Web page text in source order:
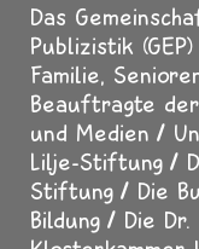
Das
Publizistik (GEP)
Familie,
Beauftragte
und Medien
Lilje-Stiftung
Stiftung
Die
Bildung
Die